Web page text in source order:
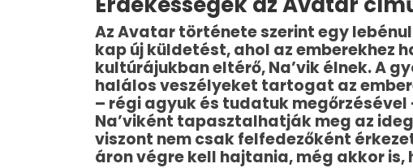
Az Avatar története szerint egy
kap új küldetést, ahol az emberekhez
kultúrájukban eltérő, Na’vik élnek. A
halálos veszélyeket tartogat az
– régi agyuk és tudatuk megőrzésével
Na’viként tapasztalhatják meg az
viszont nem csak felfedezőként
áron végre kell hajtania, még akkor is,